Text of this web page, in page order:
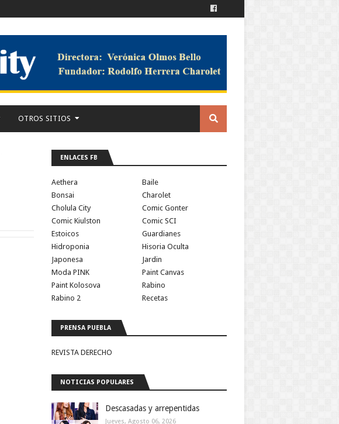
OTROS SITIOS
ENLACES FB
Aethera
Baile
Bonsai
Charolet
Cholula City
Comic Gonter
Comic Kiulston
Comic SCI
Estoicos
Guardianes
Hidroponia
Hisoria Oculta
Japonesa
Jardin
Moda PINK
Paint Canvas
Paint Kolosova
Rabino
Rabino 2
Recetas
PRENSA PUEBLA
REVISTA DERECHO
NOTICIAS POPULARES
Descasadas y arrepentidas
Jueves, Agosto 06, 2026